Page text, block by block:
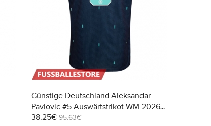
Günstige Deutschland Aleksandar
Pavlovic #5 Auswärtstrikot WM 2026
Kurzarm
38.25€ 95.63€